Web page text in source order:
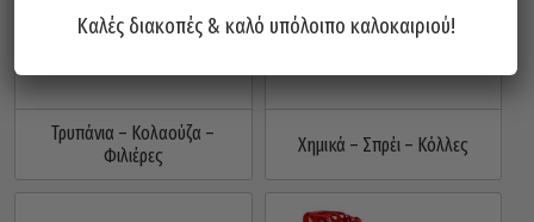
Τρυπάνια – Κολαούζα –
Φιλιέρες
Χημικά – Σπρέι – Κόλλες
Καλές διακοπές & καλό υπόλοιπο καλοκαιριού!